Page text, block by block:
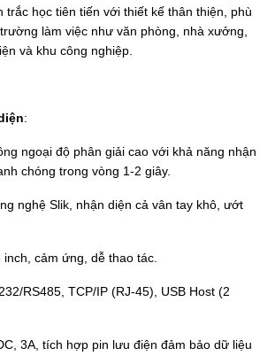
trắc học tiên tiến với thiết kế thân thiện, phù
làm việc như văn phòng, nhà xưởng,
và khu công nghiệp.
:
ngoại độ phân giải cao với khả năng nhận
chóng trong vòng 1-2 giây.
nghệ Slik, nhận diện cả vân tay khô, ướt
inch, cảm ứng, dễ thao tác.
RS485, TCP/IP (RJ-45), USB Host (2
3A, tích hợp pin lưu điện đảm bảo dữ liệu